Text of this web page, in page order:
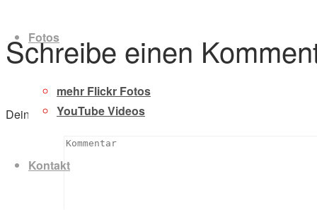
Fotos
mehr Flickr Fotos
YouTube Videos
Kontakt
Schreibe einen
Deine E-Mail-Adresse wird nicht veröffentlicht.